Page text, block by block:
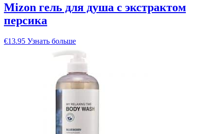
Mizon гель для душа с экстрактом
персика
€13.95 Узнать больше